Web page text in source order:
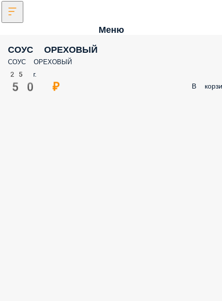
Меню
СОУС ОРЕХОВЫЙ
СОУС ОРЕХОВЫЙ
25 г.
50 ₽ В